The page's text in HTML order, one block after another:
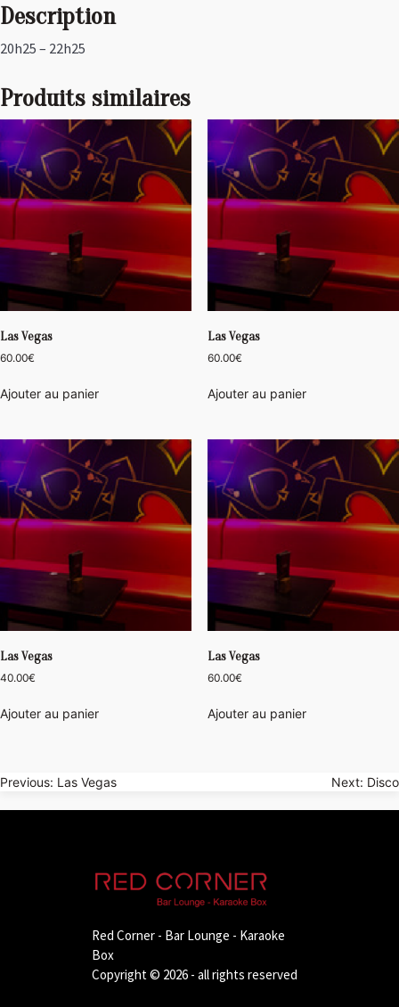
Description
20h25 – 22h25
Produits similaires
Las Vegas
60.00€
Ajouter au panier
Las Vegas
60.00€
Ajouter au panier
Las Vegas
40.00€
Ajouter au panier
Las Vegas
60.00€
Ajouter au panier
Navigation
de
Previous: Las Vegas Next: Disco
Red Corner - Bar Lounge - Karaoke
Box
Copyright © 2026 - all rights reserved